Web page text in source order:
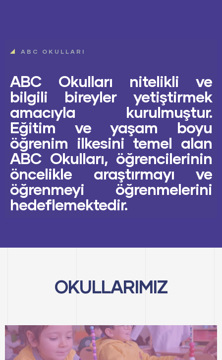
ABC OKULLARI
ABC Okulları nitelikli ve
bilgili bireyler yetiştirmek
amacıyla kurulmuştur.
Eğitim ve yaşam boyu
öğrenim ilkesini temel alan
ABC Okulları, öğrencilerinin
öncelikle araştırmayı ve
öğrenmeyi öğrenmelerini
hedeflemektedir.
OKULLARIMIZ